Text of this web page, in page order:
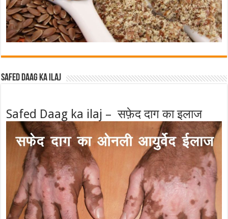
Safed Daag ka ilaj
Safed Daag ka ilaj – सफ़ेद दाग का इलाज